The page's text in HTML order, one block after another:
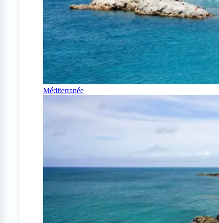
Méditerranée